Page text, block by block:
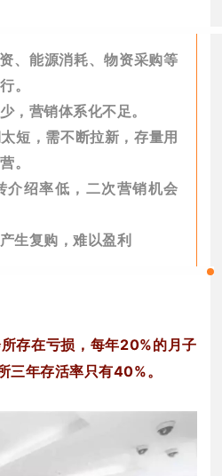
、能源消耗、物资采购等
。
，营销体系化不足。
短，需不断拉新，存量用
。
绍率低，二次营销机会
生复购，难以盈利
存在亏损，每年20%的月子
三年存活率只有40%。